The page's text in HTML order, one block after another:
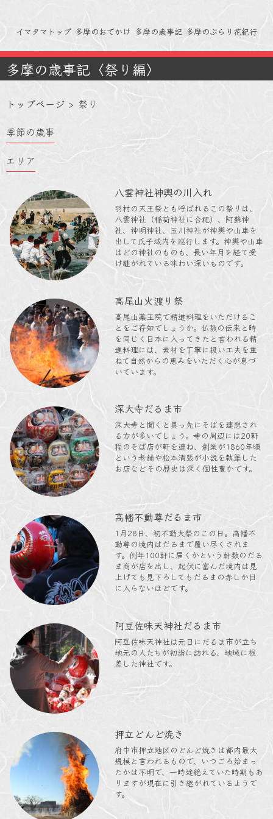
イマタマトップ 多摩のおでかけ 多摩の歳事記 多摩のぶらり花紀行
多摩の歳事記〈祭り編〉
トップページ > 祭り
季節の歳事
エリア
八雲神社神輿の川入れ
羽村の天王祭とも呼ばれるこの祭りは、
八雲神社（稲荷神社に合祀）、阿蘇神
社、神明神社、玉川神社が神輿や山車を
出して氏子域内を巡行します。神輿や山車
はどの神社のものも、長い年月を経て受
け継がれている味わい深いものです。
高尾山火渡り祭
高尾山薬王院で精進料理をいただけるこ
とをご存知でしょうか。仏教の伝来と時
を同じく日本に入ってきたと言われる精
進料理には、素材を丁寧に扱い工夫を重
ねて自然からの恵みをいただく心が息づ
いています。
深大寺だるま市
深大寺と聞くと真っ先にそばを連想され
る方が多いでしょう。寺の周辺には20軒
程のそば店が軒を連ね、創業が1860年頃
という老舗や松本清張が小説を執筆した
お店などその歴史は深く個性豊かです。
高幡不動尊だるま市
1月28日、初不動大祭のこの日。高幡不
動尊の境内はだるまで覆い尽くされま
す。例年100軒に届くかという軒数のだる
ま商が店を出し、起伏に富んだ境内は見
上げても見下ろしてもだるまの赤しか目
に入らないほどです。
阿豆佐味天神社だるま市
阿豆佐味天神社は元日にだるま市が立ち
地元の人たちが初詣に訪れる、地域に根
差した神社です。
押立どんど焼き
府中市押立地区のどんど焼きは都内最大
規模と言われるもので、いつごろ始まっ
たかは不明で、一時途絶えていた時期もあ
りますが現在に引き継がれているようで
す。